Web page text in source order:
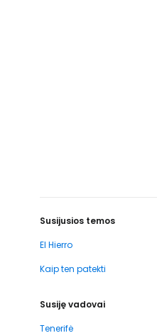
Susijusios temos
El Hierro
Kaip ten patekti
Susiję vadovai
Tenerifė